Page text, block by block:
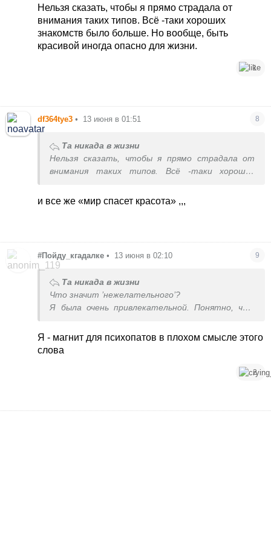
Нельзя сказать, чтобы я прямо страдала от
внимания таких типов. Всё -таки хороших
знакомств было больше. Но вообще, быть
красивой иногда опасно для жизни.
1
df364tye3 • 13 июня в 01:51 8
Та никада в жизни
Нельзя сказать, чтобы я прямо страдала от
внимания таких типов. Всё -таки хороших
красивой иногда опасно для жизни.
и все же «мир спасет красота» ,,,
#Пойду_кгадалке • 13 июня в 02:10 9
Та никада в жизни
Что значит ’нежелательного’?
Я была очень привлекательной. Понятно, что
придурков, хотящих познакомиться. И от
преследования убегала, и в транспорте тёрлись
Я - магнит для психопатов в плохом смысле этого
слова
2